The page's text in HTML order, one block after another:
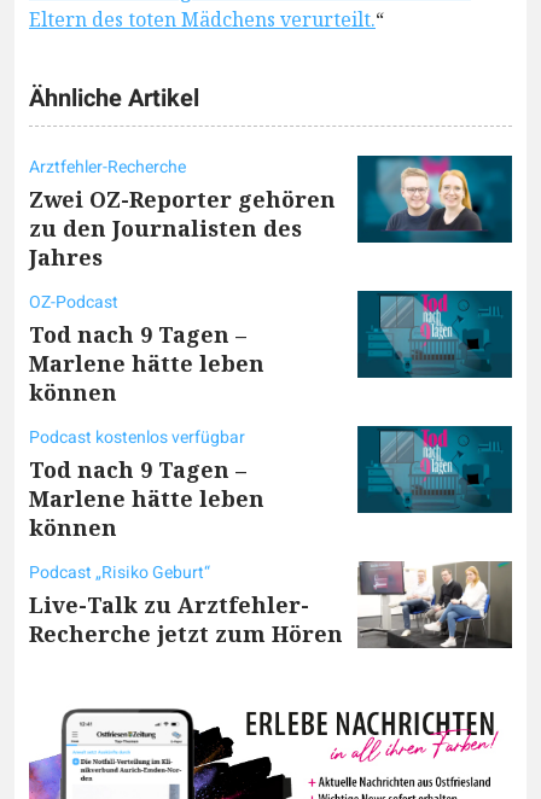
Eltern des toten Mädchens verurteilt.“
Ähnliche Artikel
Arztfehler-Recherche
Zwei OZ-Reporter gehören
zu den Journalisten des
Jahres
OZ-Podcast
Tod nach 9 Tagen –
Marlene hätte leben
können
Podcast kostenlos verfügbar
Tod nach 9 Tagen –
Marlene hätte leben
können
Podcast „Risiko Geburt“
Live-Talk zu Arztfehler-
Recherche jetzt zum Hören